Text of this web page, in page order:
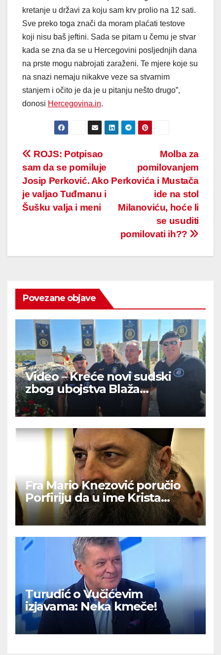
kretanje u državi za koju sam krv prolio na 12 sati.
Sve preko toga znači da moram plaćati testove
koji nisu baš jeftini. Sada se pitam u čemu je stvar
kada se zna da se u Hercegovini posljednjih dana
na prste mogu nabrojati zaraženi. Te mjere koje su
na snazi nemaju nikakve veze sa stvarnim
stanjem i očito je da je u pitanju nešto drugo”,
donosi Hercegovina.in.
Post
navigation
Molba za
pomilovanjem
Perkovića i Mustača
ide na stol
Milanoviću, hoće li
se usuditi
pomilovati ih??
ROJS: Potpisao
sam da se pomiluje
Josip Perković. Ako
je valjao Tuđmanu i
Šušku valja i meni
Povezane objave
Video – Kreće novi sudski
zbog ubojstva Blaža
Kraljevića: “Pobijeni su od
onih koji drže ruku na srcu”
Fra Mario Knezović poručio
Porfiriju da u ime Krista
izvuče svoj narod iz ‘ralja laži i
mitova’
Turudić o Vučićevim
izjavama: Neka kmeče!